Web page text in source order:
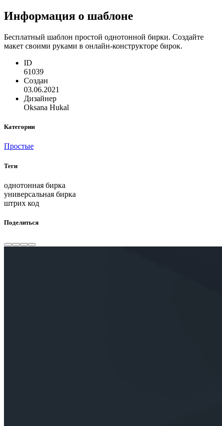
Информация о шаблоне
Бесплатный шаблон простой однотонной бирки. Создайте
макет своими руками в онлайн-конструкторе бирок.
ID
61039
Создан
03.06.2021
Дизайнер
Oksana Hukal
Категории
Простые
Теги
однотонная бирка
универсальная бирка
штрих код
Поделиться